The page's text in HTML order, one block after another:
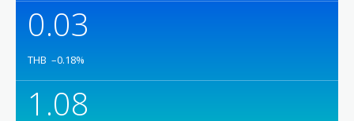
0.03
THB –0.18%
1.08